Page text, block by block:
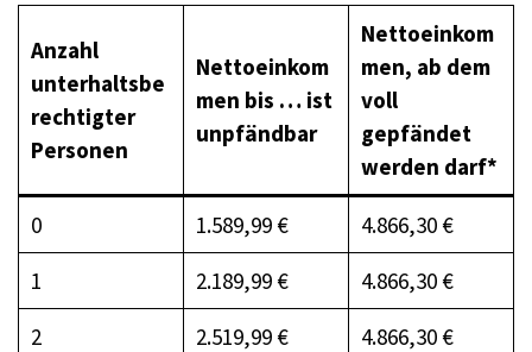
Anzahl
unterhaltsbe
rechtigter
Personen
Nettoeinkom
men bis … ist
unpfändbar
Nettoeinkom
men, ab dem
voll
gepfändet
werden darf*
0 1.589,99 €
4.866,30 €
1
2.189,99 €
4.866,30 €
2
2.519,99 €
4.866,30 €